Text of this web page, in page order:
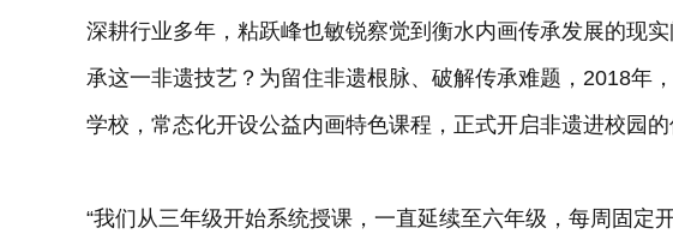
深耕行业多年，粘跃峰也敏锐察觉到衡水内画传承发展的现
承这一非遗技艺？为留住非遗根脉、破解传承难题，2018年
学校，常态化开设公益内画特色课程，正式开启非遗进校园的
“我们从三年级开始系统授课，一直延续至六年级，每周固定